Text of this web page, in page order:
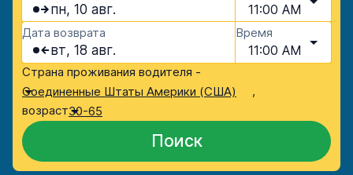
пн, 10 авг. 11:00 AM
Дата возврата
вт, 18 авг.
Время
11:00 AM
Страна проживания водителя -
Соединенные Штаты Америки (США)
,
возраст30-65
Поиск